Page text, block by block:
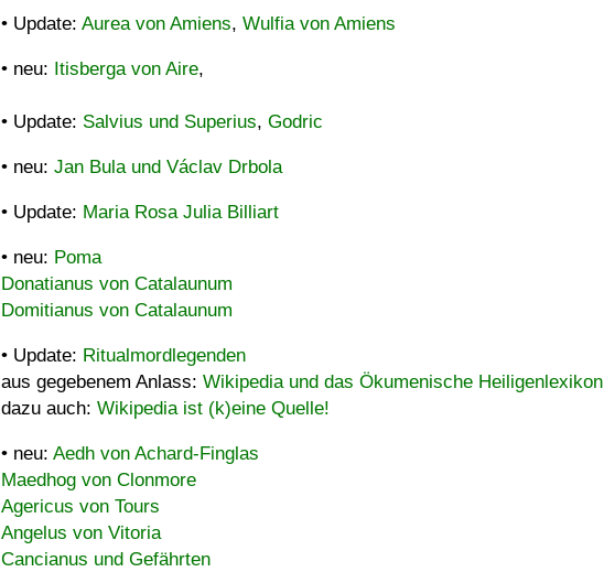
• Update: Aurea von Amiens, Wulfia von Amiens
• neu: Itisberga von Aire,
• Update: Salvius und Superius, Godric
• neu: Jan Bula und Václav Drbola
• Update: Maria Rosa Julia Billiart
• neu: Poma
Donatianus von Catalaunum
Domitianus von Catalaunum
• Update: Ritualmordlegenden
aus gegebenem Anlass: Wikipedia und das Ökumenische Heiligenlexikon
dazu auch: Wikipedia ist (k)eine Quelle!
• neu: Aedh von Achard-Finglas
Maedhog von Clonmore
Agericus von Tours
Angelus von Vitoria
Cancianus und Gefährten